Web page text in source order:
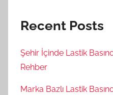
Recent Posts
Şehir İçinde Lastik
Rehber
Marka Bazlı Lastik